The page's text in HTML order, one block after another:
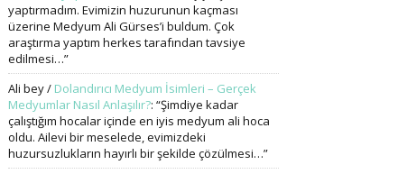
yaptırmadım. Evimizin huzurunun kaçması
üzerine Medyum Ali Gürses’i buldum. Çok
araştırma yaptım herkes tarafından tavsiye
edilmesi…”
Ali bey/ Dolandırıcı Medyum İsimleri – Gerçek
Medyumlar Nasıl Anlaşılır?: “Şimdiye kadar
çalıştığım hocalar içinde en iyis medyum ali hoca
oldu. Ailevi bir meselede, evimizdeki
huzursuzlukların hayırlı bir şekilde çözülmesi…”